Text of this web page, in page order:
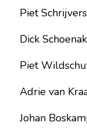
Piet
Dick
Piet
Adrie van
Johan